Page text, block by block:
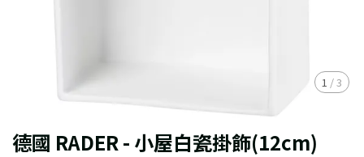
1 /3
德國 RADER - 小屋白瓷掛飾(12cm)